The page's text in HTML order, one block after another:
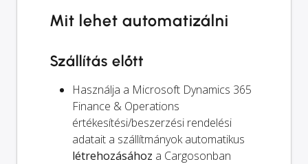
Mit lehet automatizálni
Szállítás előtt
Használja a Microsoft Dynamics 365
Finance & Operations
értékesítési/beszerzési rendelési
adatait a szállítmányok automatikus
létrehozásához a Cargosonban